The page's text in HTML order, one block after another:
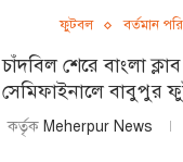
ফুটবল বর্তমান
চাঁদবিল শেরে বাংলা
সেমিফাইনালে বাবুপুর
কর্তৃক Meherpur News